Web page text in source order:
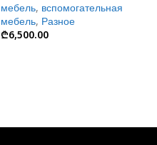
мебель, вспомогательная
мебель, Разное
₾6,500.00